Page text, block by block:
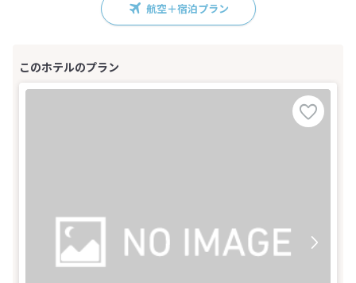
航空＋宿泊プラン